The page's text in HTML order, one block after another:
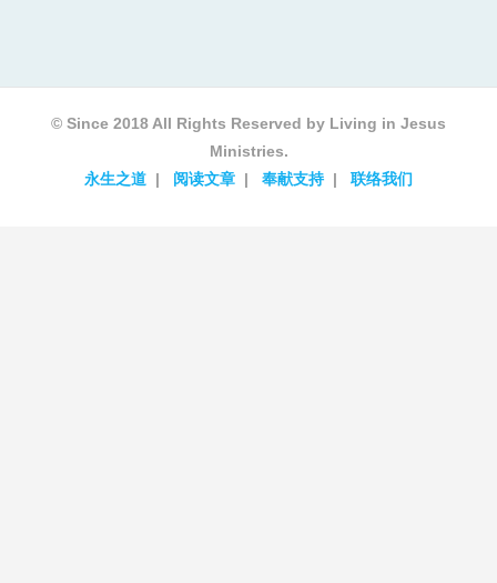
© Since 2018 All Rights Reserved by Living in Jesus
Ministries.
永生之道
阅读文章 奉献支持 联络我们